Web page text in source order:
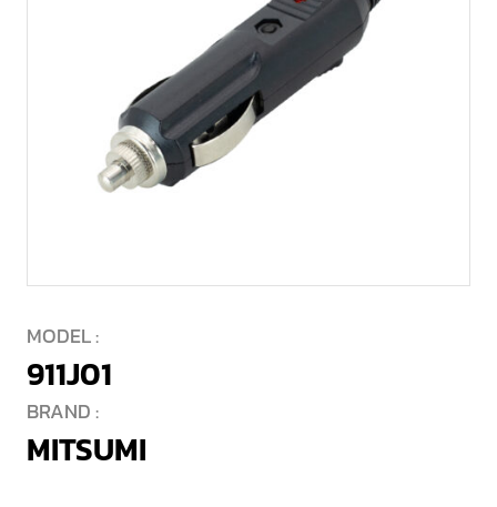
MODEL :
911J01
BRAND :
MITSUMI